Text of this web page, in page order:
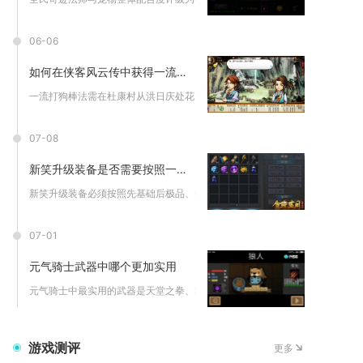
06-06
如何在侠客风云传中获得一流的打狗棒法
一流打狗棒法需在杜康村从洪日庆处花费3500钱获取秘笈，满足...
07-08
新笑升级装备是否需要按照一定顺序进行
新笑升级装备必须按照先基础后极品、先核心后附加、先稳定后优化...
07-01
元气骑士武器中哪个更加实用
元气骑士中最实用的武器是天堂之拳、群星之弓、寒光月华剑（三幻...
游戏测评 更多